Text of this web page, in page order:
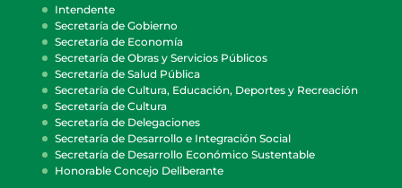
Intendente
Secretaría de Gobierno
Secretaría de Economía
Secretaría de Obras y Servicios Públicos
Secretaría de Salud Pública
Secretaría de Cultura, Educación, Deportes y Recreación
Secretaría de Cultura
Secretaría de Delegaciones
Secretaría de Desarrollo e Integración Social
Secretaría de Desarrollo Económico Sustentable
Honorable Concejo Deliberante